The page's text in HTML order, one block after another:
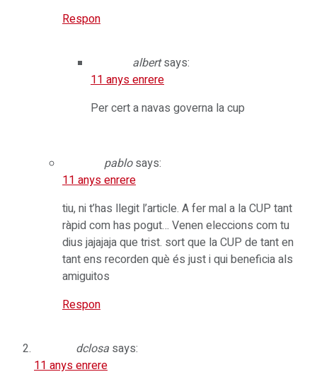
Respon
albert says:
11 anys enrere
Per cert a navas governa la cup
pablo says:
11 anys enrere
tiu, ni t’has llegit l’article. A fer mal a la CUP tant
ràpid com has pogut… Venen eleccions com tu
dius jajajaja que trist. sort que la CUP de tant en
tant ens recorden què és just i qui beneficia als
amiguitos
Respon
dclosa says:
11 anys enrere